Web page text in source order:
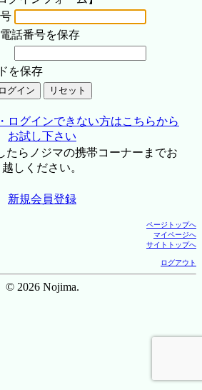
話番号を保存
を保存
ログインできない方はこちらから
お試し下さい
たらノジマの携帯コーナーまでお
越しください。
新規会員登録
ページトップへ
マイページへ
サイトトップへ
ログアウト
© 2026 Nojima.